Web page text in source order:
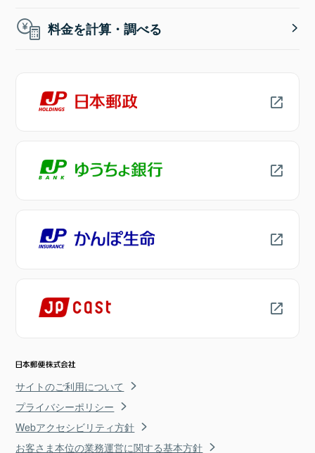
料金を計算・調べる
サイトのご利用について
プライバシーポリシー
Webアクセシビリティ方針
お客さま本位の業務運営に関する基本方針